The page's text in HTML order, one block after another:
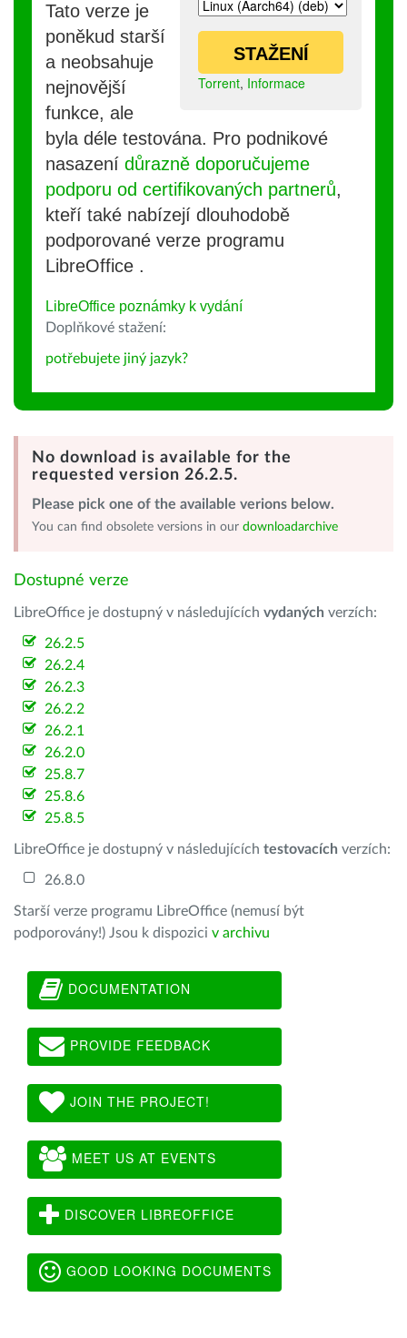
STAŽENÍ
Torrent, Informace
Tato verze je
poněkud starší
a neobsahuje
nejnovější
funkce, ale
byla déle testována. Pro podnikové
nasazení důrazně doporučujeme
podporu od certifikovaných partnerů,
kteří také nabízejí dlouhodobě
podporované verze programu
LibreOffice .
LibreOffice poznámky k vydání
Doplňkové stažení:
potřebujete jiný jazyk?
No download is available for the
requested version 26.2.5.
Please pick one of the available verions below.
You can find obsolete versions in our downloadarchive
Dostupné verze
LibreOffice je dostupný v následujících vydaných verzích:
26.2.5
26.2.4
26.2.3
26.2.2
26.2.1
26.2.0
25.8.7
25.8.6
25.8.5
LibreOffice je dostupný v následujících testovacích verzích:
26.8.0
Starší verze programu LibreOffice (nemusí být
podporovány!) Jsou k dispozici v archivu
DOCUMENTATION
PROVIDE FEEDBACK
JOIN THE PROJECT!
MEET US AT EVENTS
DISCOVER LIBREOFFICE
GOOD LOOKING DOCUMENTS